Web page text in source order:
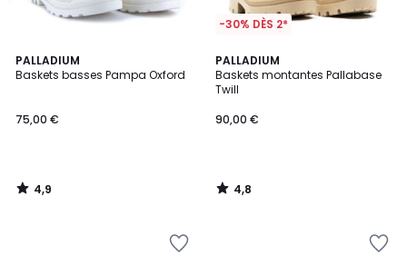
PALLADIUM
Baskets basses Pampa Oxford
75,00 €
4,9
/ 5
4,9
/
-30% DÈS 2*
PALLADIUM
Baskets montantes Pallabase
Twill
90,00 €
4,8
/ 5
4,8
/